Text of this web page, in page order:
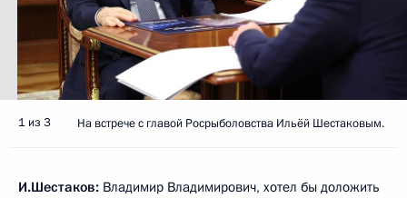
1 из 3 На встрече с главой Росрыболовства Ильёй Шестаковым.
И.Шестаков: Владимир Владимирович, хотел бы доложить